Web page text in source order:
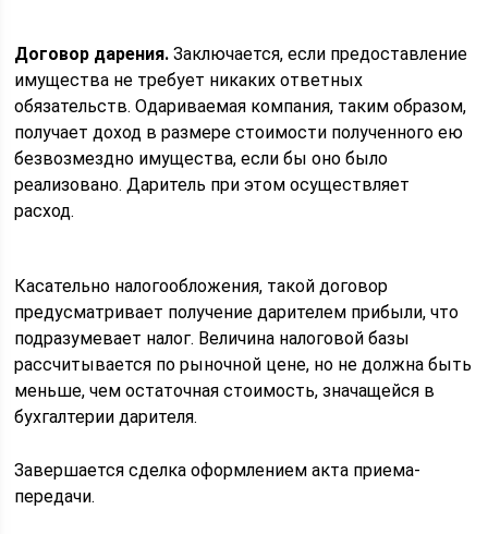
Договор дарения. Заключается, если предоставление
имущества не требует никаких ответных
обязательств. Одариваемая компания, таким образом,
получает доход в размере стоимости полученного ею
безвозмездно имущества, если бы оно было
реализовано. Даритель при этом осуществляет
расход.
Касательно налогообложения, такой договор
предусматривает получение дарителем прибыли, что
подразумевает налог. Величина налоговой базы
рассчитывается по рыночной цене, но не должна быть
меньше, чем остаточная стоимость, значащейся в
бухгалтерии дарителя.
Завершается сделка оформлением акта приема-
передачи.